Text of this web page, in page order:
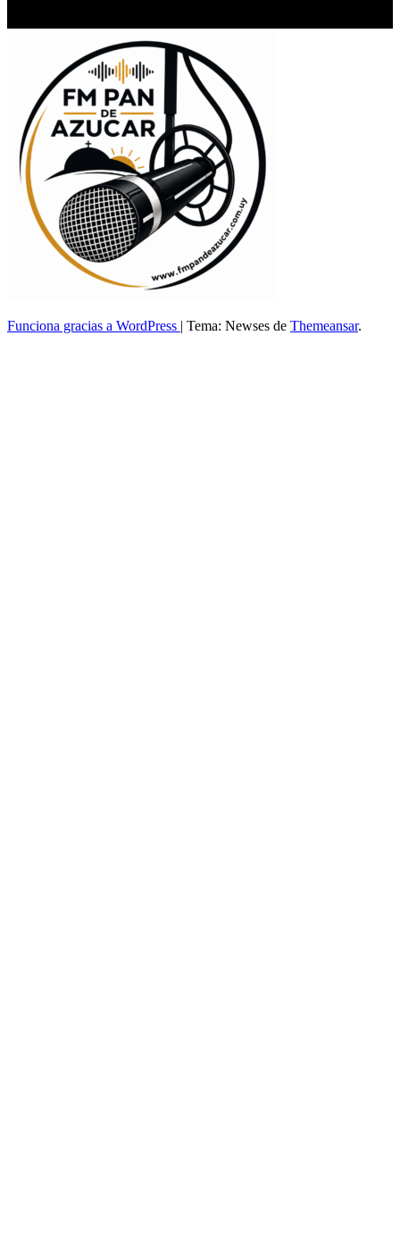
Funciona gracias a WordPress Tema: Newses de Themeansar.